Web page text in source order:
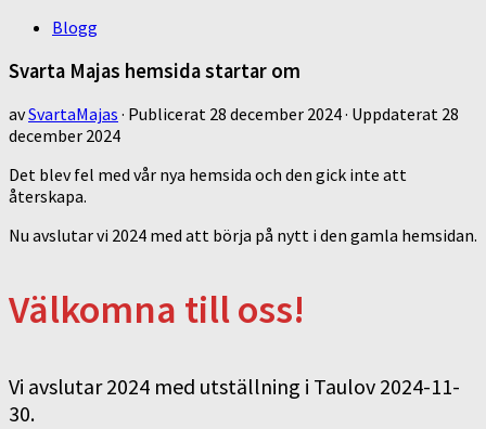
Blogg
Svarta Majas hemsida startar om
avSvartaMajas · Publicerat 28 december 2024· Uppdaterat 28
december 2024
Det blev fel med vår nya hemsida och den gick inte att
återskapa.
Nu avslutar vi 2024 med att börja på nytt i den gamla hemsidan.
Välkomna till oss!
Vi avslutar 2024 med utställning i Taulov 2024-11-
30.